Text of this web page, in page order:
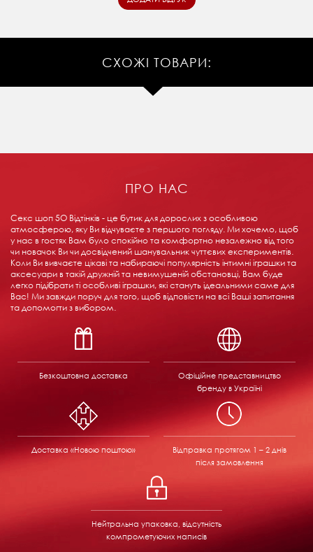
СХОЖІ ТОВАРИ:
ПРО НАС
Секс шоп 5О Відтінків - це бутик для дорослих з особливою
атмосферою, яку Ви відчуваєте з першого погляду. Ми хочемо, щоб
у нас в гостях Вам було спокійно та комфортно незалежно від того
чи новачок Ви чи досвідчений шанувальник чуттєвих експериментів.
Коли Ви вивчаєте цікаві та набираючі популярність інтимні іграшки та
аксесуари в такій дружній та невимушеній обстановці, Вам буде
легко підібрати ті особливі іграшки, які стануть ідеальними саме для
Вас! Ми завжди поруч для того, щоб відповісти на всі Ваші запитання
та допомогти з вибором.
Безкоштовна доставка
Офіційне представництво
бренду в Україні
Доставка «Новою поштою» Відправка протягом 1 – 2 днів
після замовлення
Нейтральна упаковка, відсутність
компрометуючих написів